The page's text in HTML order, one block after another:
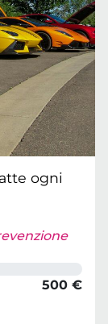
ogni
500 €